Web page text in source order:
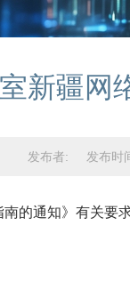
新疆网
发布者: 发布时
的通知》有关